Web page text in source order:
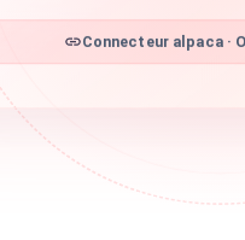
Connecteur alpaca ·